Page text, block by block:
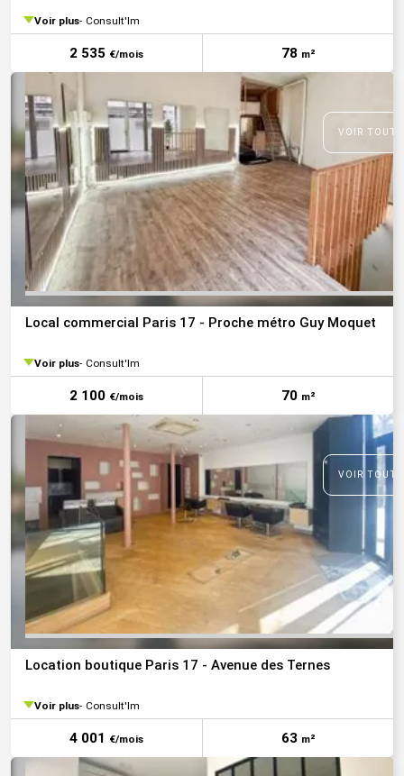
Voir plus Consult'Im
2 535 €/mois 78 m²
VOIR
Local commercial Paris 17 - Proche métro Guy Moquet
Voir plus Consult'Im
2 100 €/mois 70 m²
VOIR
Location boutique Paris 17 - Avenue des Ternes
Voir plus Consult'Im
4 001 €/mois 63 m²